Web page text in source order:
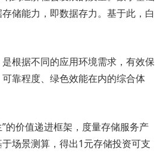
储能力，即数据存力。基于此，白
根据不同的应用环境需求，有效保
靠程度、绿色效能在内的综合体
的价值递进框架，度量存储服务产
场景测算，得出1元存储投资可支